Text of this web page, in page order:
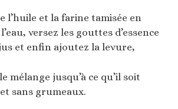
l’huile et la farine tamisée en
versez les gouttes d’essence
et enfin ajoutez la levure,
mélange jusqu’à ce qu’il soit
sans grumeaux.